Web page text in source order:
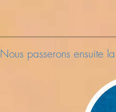
Nous passerons ensuite